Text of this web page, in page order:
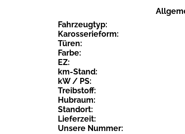
Fahrzeugtyp:
Karosserieform:
Türen:
Farbe:
EZ:
km-Stand:
kW / PS:
Treibstoff:
Hubraum:
Standort:
Lieferzeit:
Unsere Nummer: